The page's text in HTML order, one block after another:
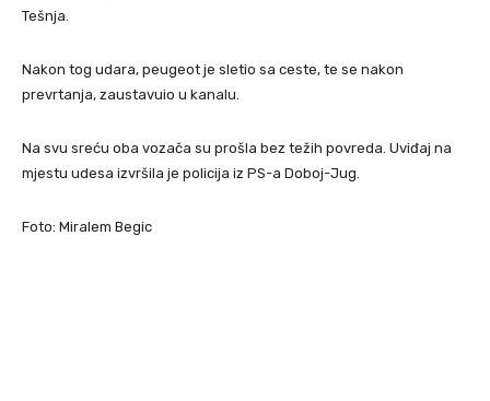
Tešnja.
Nakon tog udara, peugeot je sletio sa ceste, te se nakon
prevrtanja, zaustavuio u kanalu.
Na svu sreću oba vozača su prošla bez težih povreda. Uviđaj na
mjestu udesa izvršila je policija iz PS-a Doboj-Jug.
Foto: Miralem Begic